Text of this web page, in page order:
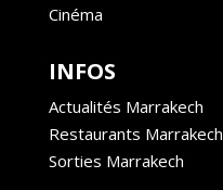
Cinéma
INFOS
Actualités Marrakech
Restaurants Marrakech
Sorties Marrakech